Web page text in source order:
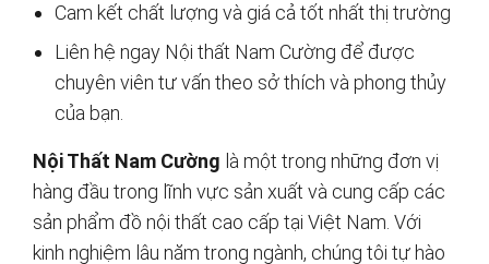
Cam kết chất lượng và giá cả tốt nhất thị trường
Liên hệ ngay Nội thất Nam Cường để được
chuyên viên tư vấn theo sở thích và phong thủy
của bạn.
Nội Thất Nam Cường là một trong những đơn vị
hàng đầu trong lĩnh vực sản xuất và cung cấp các
sản phẩm đồ nội thất cao cấp tại Việt Nam. Với
kinh nghiệm lâu năm trong ngành, chúng tôi tự hào